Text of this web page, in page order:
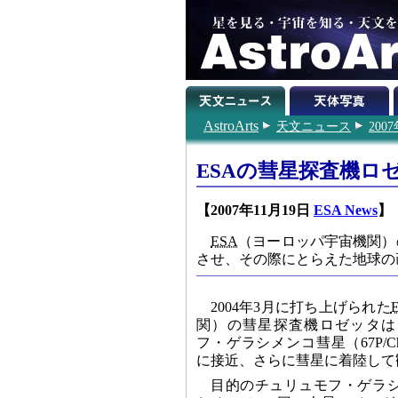
AstroArts 天文ニュース 2007
ESAの彗星探査機ロ
【2007年11月19日 ESA News】
ESA
（ヨーロッパ宇宙機関
させ、その際にとらえた地球
2004年3月に打ち上げられた
関）の彗星探査機ロゼッタ
フ・ゲラシメンコ彗星（67P/
に接近、さらに彗星に着陸し
目的のチュリュモフ・ゲラ